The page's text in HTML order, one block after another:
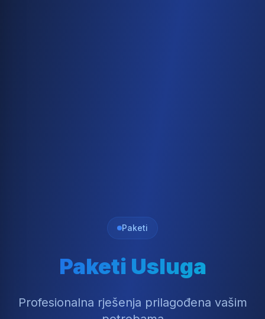
Paketi
Paketi Usluga
Profesionalna rješenja prilagođena vašim